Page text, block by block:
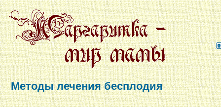
Методы лечения бесплодия